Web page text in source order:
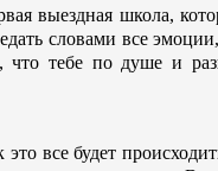
выездная школа,
словами все эмоции,
тебе по душе и
все будет